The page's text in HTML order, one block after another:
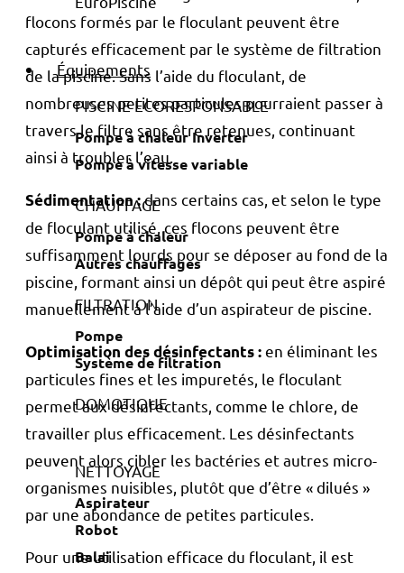
Équipements
PISCINE ECORESPONSABLE
Pompe à chaleur Inverter
Pompe à vitesse variable
CHAUFFAGE
Pompe à chaleur
Autres chauffages
FILTRATION
Pompe
Système de filtration
DOMOTIQUE
NETTOYAGE
Aspirateur
Robot
Balai
flocons formés par le floculant peuvent être
capturés efficacement par le système de filtration
de la piscine. Sans l’aide du floculant, de
nombreuses petites particules pourraient passer à
travers le filtre sans être retenues, continuant
ainsi à troubler l’eau.
Sédimentation :dans certains cas, et selon le type
de floculant utilisé, ces flocons peuvent être
suffisamment lourds pour se déposer au fond de la
piscine, formant ainsi un dépôt qui peut être aspiré
manuellement à l’aide d’un aspirateur de piscine.
Optimisation des désinfectants:en éliminant les
particules fines et les impuretés, le floculant
permet aux désinfectants, comme le chlore, de
travailler plus efficacement. Les désinfectants
peuvent alors cibler les bactéries et autres micro-
organismes nuisibles, plutôt que d’être « dilués »
par une abondance de petites particules.
Pour une utilisation efficace du floculant, il est